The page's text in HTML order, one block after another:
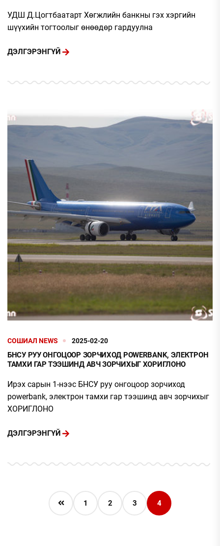
УДШ Д.Цогтбаатарт Хөгжлийн банкны гэх хэргийн
шүүхийн тогтоолыг өнөөдөр гардуулна
ДЭЛГЭРЭНГҮЙ
СОШИАЛ NEWS 2025-02-20
БНСУ РУУ ОНГОЦООР ЗОРЧИХОД POWERBANK, ЭЛЕКТРОН
ТАМХИ ГАР ТЭЭШИНД АВЧ ЗОРЧИХЫГ ХОРИГЛОНО
Ирэх сарын 1-нээс БНСУ руу онгоцоор зорчиход
powerbank, электрон тамхи гар тээшинд авч зорчихыг
ХОРИГЛОНО
ДЭЛГЭРЭНГҮЙ
1 2 3 4